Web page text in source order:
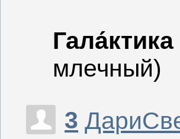
Гала́ктика
млечный)
3